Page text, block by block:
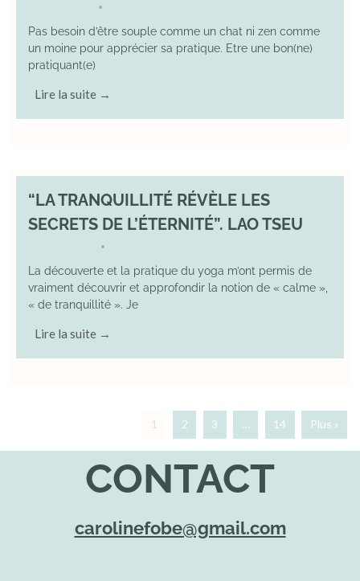
•
Pas besoin d’être souple comme un chat ni zen comme
un moine pour apprécier sa pratique. Etre une bon(ne)
pratiquant(e)
Lire la suite →
“LA TRANQUILLITÉ RÉVÈLE LES
SECRETS DE L’ÉTERNITÉ”. LAO TSEU
•
La découverte et la pratique du yoga m’ont permis de
vraiment découvrir et approfondir la notion de « calme »,
« de tranquillité ». Je
Lire la suite →
1 2 3 … 14 Plus »
CONTACT
carolinefobe@gmail.com